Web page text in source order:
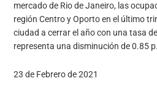
mercado de Rio de Janeiro, las
región Centro y Oporto en el último
ciudad a cerrar el año con una tasa
representa una disminución de 0.85
23 de Febrero de 2021